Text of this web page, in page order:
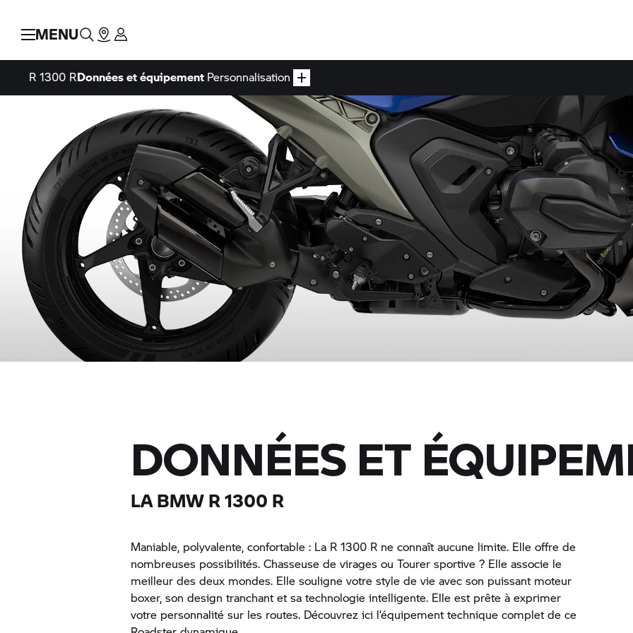
MENU
R 1300 RDonnées et équipement Personnalisation
DONNÉES ET
LA BMW R 1300 R
Maniable, polyvalente, confortable : La R 1300 R ne connaît aucune limite. Elle offre de
nombreuses possibilités. Chasseuse de virages ou Tourer sportive ? Elle associe le
meilleur des deux mondes. Elle souligne votre style de vie avec son puissant moteur
boxer, son design tranchant et sa technologie intelligente. Elle est prête à exprimer
votre personnalité sur les routes. Découvrez ici l’équipement technique complet de ce